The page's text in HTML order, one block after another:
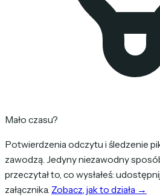
Mało czasu?
Potwierdzenia odczytu i śledzenie
zawodzą. Jedyny niezawodny
przeczytał to, co wysłałeś:
załącznika. Zobacz, jak to działa →